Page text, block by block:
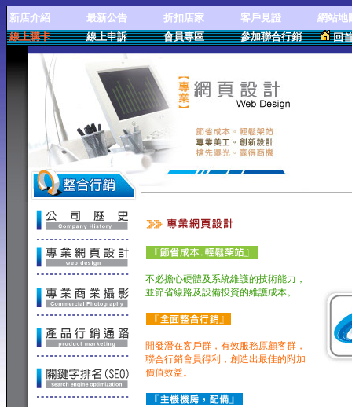
新店介紹 最新公告 折扣店家 客戶見證
網站地
線上購卡
線上申訴 會員專區 參加聯合行銷 回
不必擔心硬體及系統維護的技術能力，
並節省線路及設備投資的維護成本。
開發潛在客戶群，有效服務原顧客群，
聯合行銷會員得利，創造出最佳的附加
價值效益。